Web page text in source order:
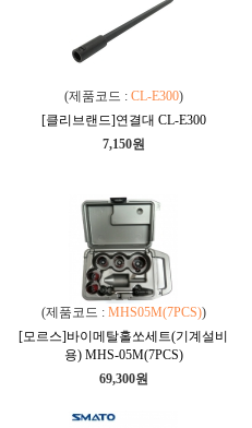
(제품코드 : CL-E300)
[클리브랜드]연결대 CL-E300
7,150원
(제품코드 : MHS05M(7PCS))
[모르스]바이메탈홀쏘세트(기계설비
용) MHS-05M(7PCS)
69,300원